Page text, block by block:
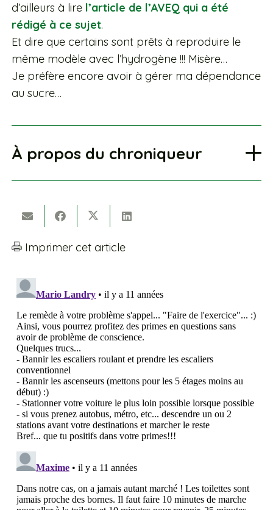
d’ailleurs à lire l’article de l’AVEQ qui a été
rédigé à ce sujet.
Et dire que certains sont prêts à reproduire le
même modèle avec l’hydrogène !!! Misère…
Je préfère encore avoir à gérer ma dépendance
au sucre…
À propos du chroniqueur
Imprimer cet article